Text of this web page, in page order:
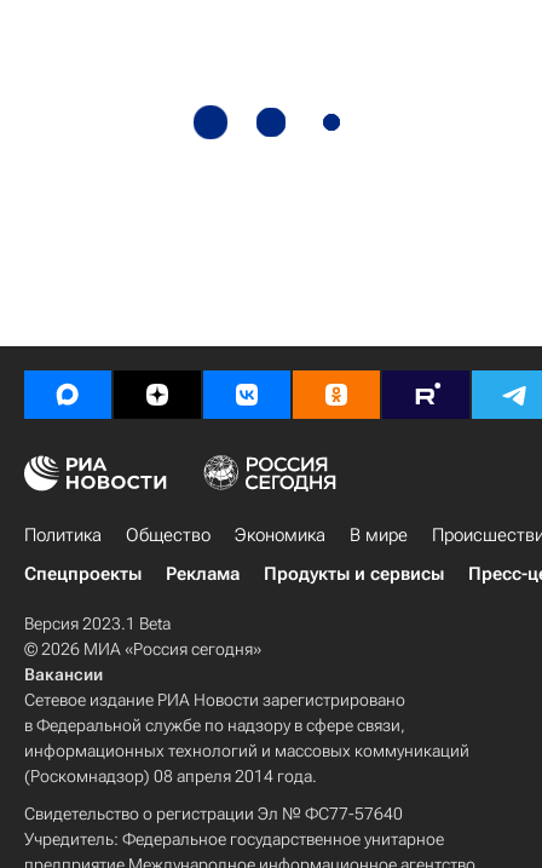
Политика Общество Экономика В мире
Спецпроекты
Реклама Продукты и сервисы Пресс-
Версия 2023.1 Beta
© 2026 МИА «Россия сегодня»
Вакансии
Сетевое издание РИА Новости зарегистрировано
в Федеральной службе по надзору в сфере связи,
информационных технологий и массовых коммуникаций
(Роскомнадзор) 08 апреля 2014 года.
Свидетельство о регистрации Эл № ФС77-57640
Учредитель: Федеральное государственное унитарное